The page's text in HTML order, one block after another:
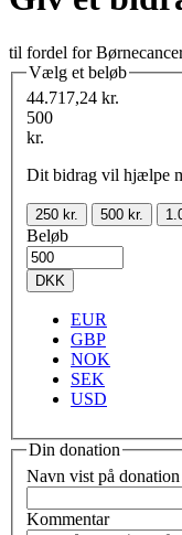
til fordel for
Vælg et beløb
44.717,24 kr.
500
kr.
Dit bidrag vil hjælpe
250 kr. 500 kr.
Beløb
DKK
EUR
GBP
NOK
SEK
USD
Din donation
Navn vist på donation
Kommentar